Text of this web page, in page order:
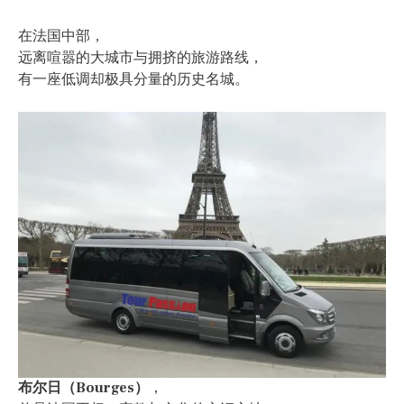
在法国中部，
远离喧嚣的大城市与拥挤的旅游路线，
有一座低调却极具分量的历史名城。
布尔日（Bourges）
，